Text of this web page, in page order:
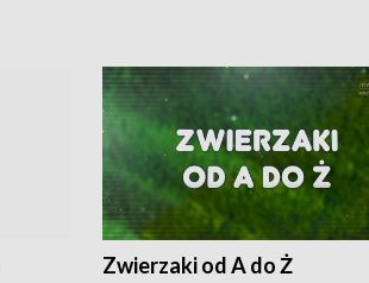
Zwierzaki od A do Ż